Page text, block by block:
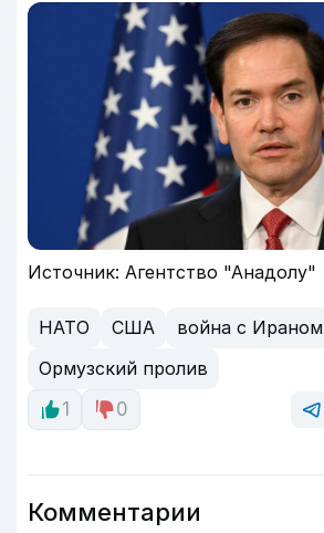
Источник: Агентство "Анадолу"
НАТО США
война с Ираном
Ормузский пролив
1
0
Комментарии